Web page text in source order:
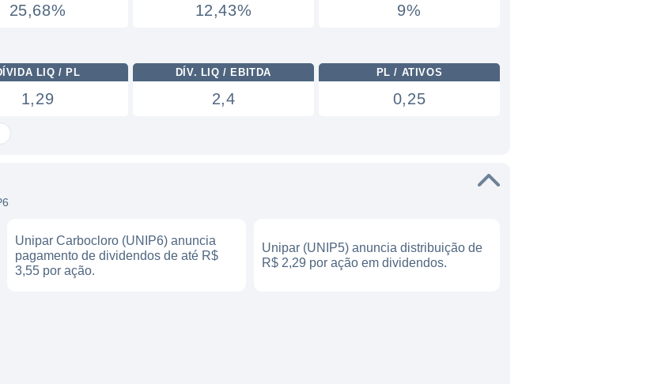
25,68% 12,43% 9%
LIQ / PL
1,29
DÍV. LIQ / EBITDA
2,4
PL / ATIVOS
0,25
Unipar Carbocloro (UNIP6) anuncia
pagamento de dividendos de até R$
3,55 por ação.
Unipar (UNIP5) anuncia distribuição de
R$ 2,29 por ação em dividendos.